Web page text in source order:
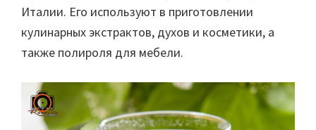
Италии. Его используют в приготовлении
кулинарных экстрактов, духов и косметики, а
также полироля для мебели.